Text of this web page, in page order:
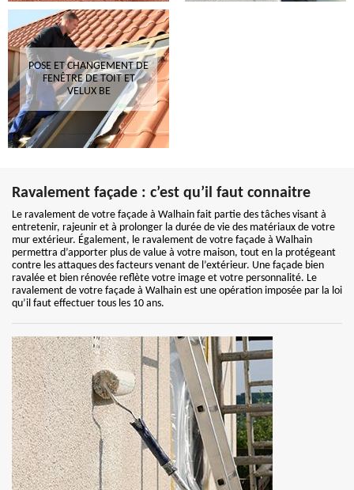
POSE ET CHANGEMENT DE
FENÊTRE DE TOIT ET
VELUX BE
Ravalement façade : c’est qu’il faut connaitre
Le ravalement de votre façade à Walhain fait partie des tâches visant à
entretenir, rajeunir et à prolonger la durée de vie des matériaux de votre
mur extérieur. Également, le ravalement de votre façade à Walhain
permettra d’apporter plus de value à votre maison, tout en la protégeant
contre les attaques des facteurs venant de l’extérieur. Une façade bien
ravalée et bien rénovée reflète votre image et votre personnalité. Le
ravalement de votre façade à Walhain est une opération imposée par la loi
qu’il faut effectuer tous les 10 ans.